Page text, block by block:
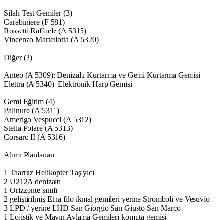
Silah Test Gemiler (3)
Carabiniere (F 581)
Rossetti Raffaele (A 5315)
Vincenzo Martellotta (A 5320)
Diğer (2)
Anteo (A 5309): Denizaltı Kurtarma ve Gemi Kurtarma Gemisi
Elettra (A 5340): Elektronik Harp Gemisi
Gemi Eğitim (4)
Palinuro (A 5311)
Amerigo Vespucci (A 5312)
Stella Polare (A 5313)
Corsaro II (A 5316)
Alımı Planlanan
1 Taarruz Helikopter Taşıyıcı
2 U212A denizaltı
1 Orizzonte sınıfı
2 geliştirilmiş Etna filo ikmal gemileri yerine Stromboli ve Vesuvio
3 LPD / yerine LHD San Giorgio San Giusto San Marco
1 Lojistik ve Mayın Avlama Gemileri komuta gemisi